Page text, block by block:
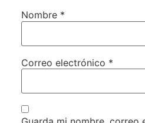
Nombre *
Correo electrónico *